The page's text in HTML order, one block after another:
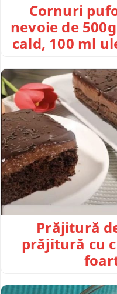
Cornuri
nevoie de
cald, 100 ml
Prăjitură
prăjitură cu